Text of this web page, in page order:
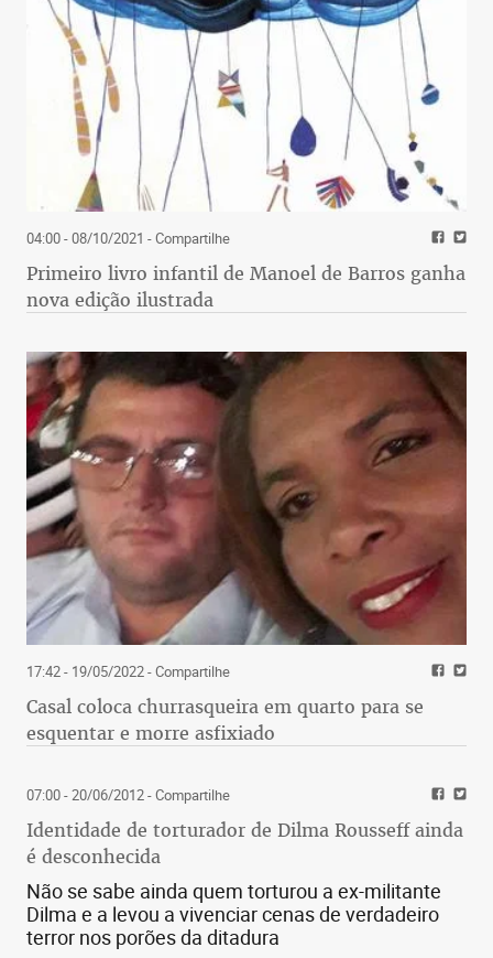
04:00 - 08/10/2021 - Compartilhe
Primeiro livro infantil de Manoel de Barros ganha
nova edição ilustrada
17:42 - 19/05/2022- Compartilhe
Casal coloca churrasqueira em quarto para se
esquentar e morre asfixiado
07:00 - 20/06/2012- Compartilhe
Identidade de torturador de Dilma Rousseff ainda
é desconhecida
Não se sabe ainda quem torturou a ex-militante
Dilma e a levou a vivenciar cenas de verdadeiro
terror nos porões da ditadura